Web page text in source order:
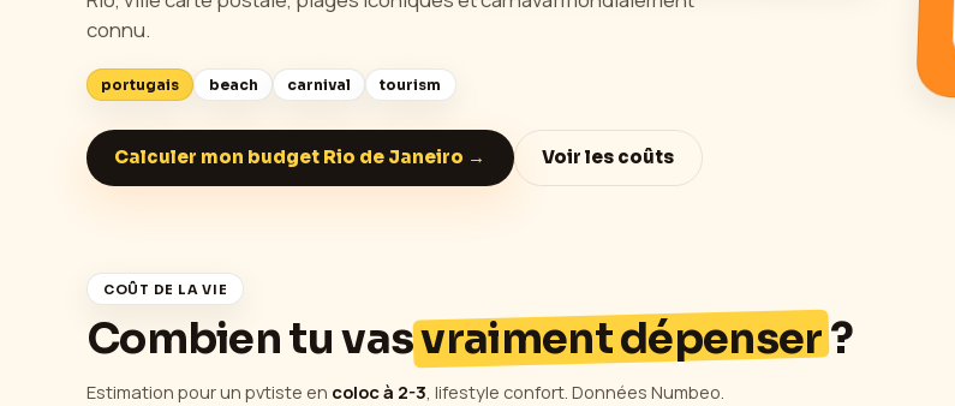
connu.
portugais beach carnival tourism
Calculer mon budget Rio de Janeiro → Voir les coûts
COÛT DE LA VIE
Combien tu vasvraiment dépenser?
Estimation pour un pvtiste en coloc à 2-3 , lifestyle confort. Données Numbeo.